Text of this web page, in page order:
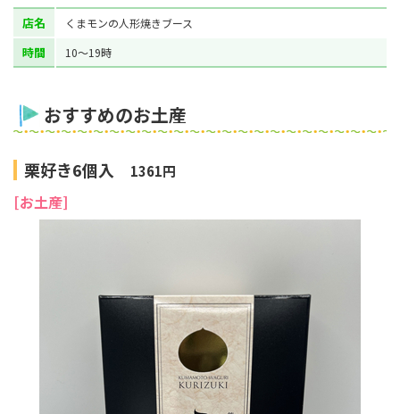
店名 くまモンの人形焼きブース
時間 10～19時
おすすめのお土産
栗好き6個入 1361円
[お土産]